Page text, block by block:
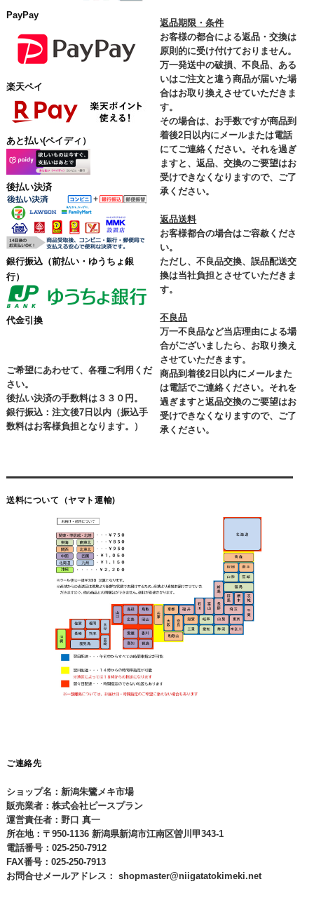
PayPay
楽天ペイ
あと払い(ペイディ）
後払い決済
銀行振込（前払い・ゆうちょ銀
行）
代金引換
ご希望にあわせて、各種ご利用くだ
さい。
後払い決済の手数料は３３０円。
銀行振込：注文後7日以内（振込手
数料はお客様負担となります。）
返品期限・条件
お客様の都合による返品・交換は
原則的に受け付けておりません。
万一発送中の破損、不良品、ある
いはご注文と違う商品が届いた場
合はお取り換えさせていただきま
す。
その場合は、お手数ですが商品到
着後2日以内にメールまたは電話
にてご連絡ください。それを過ぎ
ますと、返品、交換のご要望はお
受けできなくなりますので、ご了
承ください。
返品送料
お客様都合の場合はご容赦くださ
い。
ただし、不良品交換、誤品配送交
換は当社負担とさせていただきま
す。
不良品
万一不良品など当店理由による場
合がございましたら、お取り換え
させていただきます。
商品到着後2日以内にメールまた
は電話でご連絡ください。それを
過ぎますと返品交換のご要望はお
受けできなくなりますので、ご了
承ください。
送料について（ヤマト運輸)
ご連絡先
ショップ名：新潟朱鷺メキ市場
販売業者：株式会社ピースプラン
運営責任者：野口 真一
所在地：〒950-1136 新潟県新潟市江南区曽川甲343-1
電話番号：025-250-7912
FAX番号：025-250-7913
お問合せメールアドレス： shopmaster@niigatatokimeki.net